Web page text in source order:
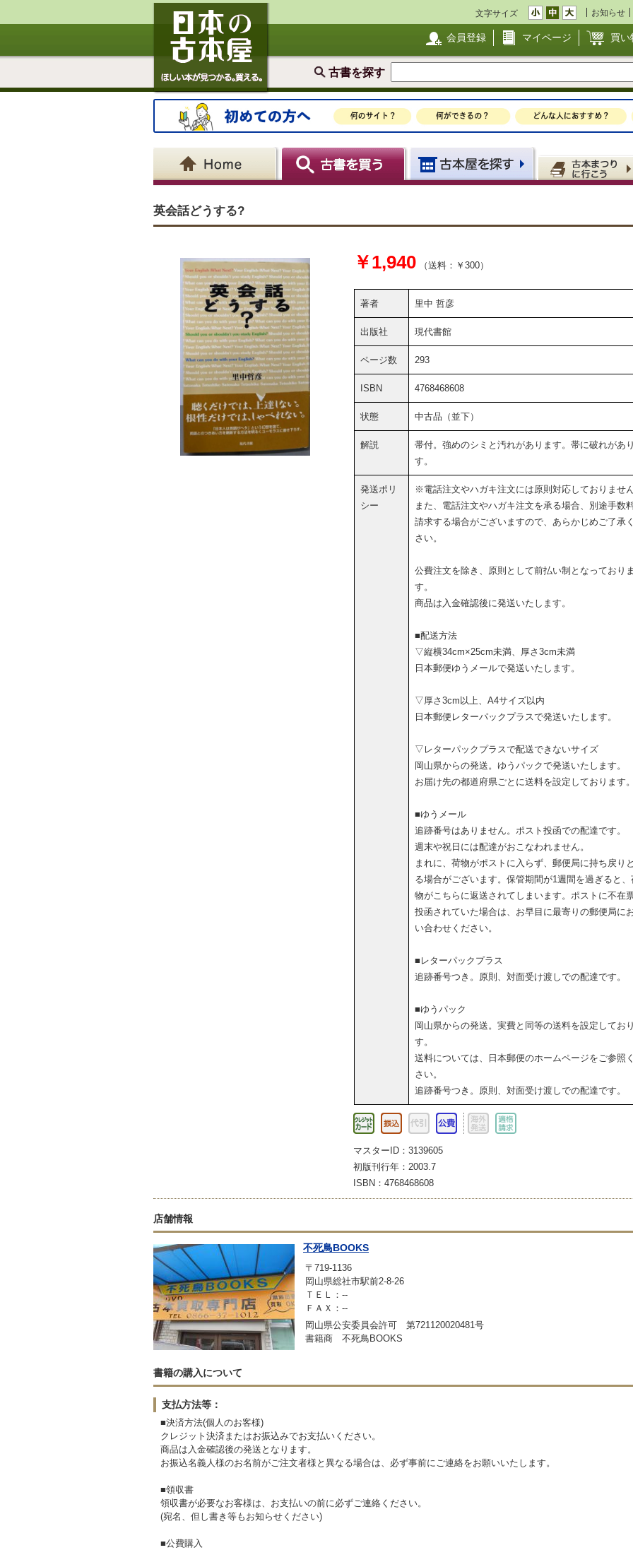
文字サイズ お知らせ
会員登録 マイページ 買い
古書を探す
英会話どうする?
￥1,940 （送料：￥300）
著者 里中 哲彦
出版社 現代書館
ページ数 293
ISBN 4768468608
状態 中古品（並下）
解説
帯付。強めのシミと汚れがあります。帯に破れがあ
す。
発送ポリ
シー
※電話注文やハガキ注文には原則対応しておりません
また、電話注文やハガキ注文を承る場合、別途手数
請求する場合がございますので、あらかじめご了承
さい。
公費注文を除き、原則として前払い制となっておりま
す。
商品は入金確認後に発送いたします。
■配送方法
▽縦横34cm×25cm未満、厚さ3cm未満
日本郵便ゆうメールで発送いたします。
▽厚さ3cm以上、A4サイズ以内
日本郵便レターパックプラスで発送いたします。
▽レターパックプラスで配送できないサイズ
岡山県からの発送。ゆうパックで発送いたします。
お届け先の都道府県ごとに送料を設定しております。
■ゆうメール
追跡番号はありません。ポスト投函での配達です。
週末や祝日には配達がおこなわれません。
まれに、荷物がポストに入らず、郵便局に持ち戻り
る場合がございます。保管期間が1週間を過ぎると、
物がこちらに返送されてしまいます。ポストに不在
投函されていた場合は、お早目に最寄りの郵便局に
い合わせください。
■レターパックプラス
追跡番号つき。原則、対面受け渡しでの配達です。
■ゆうパック
岡山県からの発送。実費と同等の送料を設定してお
す。
送料については、日本郵便のホームページをご参照
さい。
追跡番号つき。原則、対面受け渡しでの配達です。
マスターID：3139605
初版刊行年：2003.7
ISBN：4768468608
店舗情報
不死鳥BOOKS
〒719-1136
岡山県総社市駅前2-8-26
ＴＥＬ：--
ＦＡＸ：--
岡山県公安委員会許可 第721120020481号
書籍商 不死鳥BOOKS
書籍の購入について
支払方法等：
■決済方法(個人のお客様)
クレジット決済またはお振込みでお支払いください。
商品は入金確認後の発送となります。
お振込名義人様のお名前がご注文者様と異なる場合は、必ず事前にご連絡をお願いいたします。
■領収書
領収書が必要なお客様は、お支払いの前に必ずご連絡ください。
(宛名、但し書き等もお知らせください)
■公費購入